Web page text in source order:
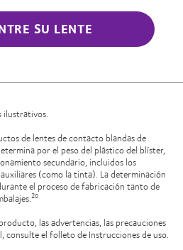
SU LENTE
ilustrativos.
de lentes de contacto blandas de
por el peso del plástico del blíster,
secundario, incluidos los
(como la tinta). La determinación
el proceso de fabricación tanto de
20
las advertencias, las precauciones
el folleto de Instrucciones de uso.